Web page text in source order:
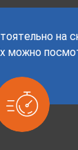
на
можно